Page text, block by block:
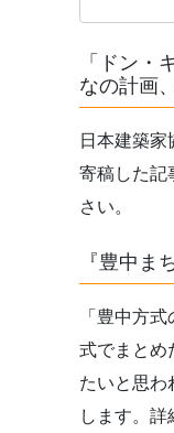
「ドン・
なの計画
日本建築家
寄稿した記
さい。
『豊中ま
「豊中方
式でまとめ
たいと思わ
します。詳